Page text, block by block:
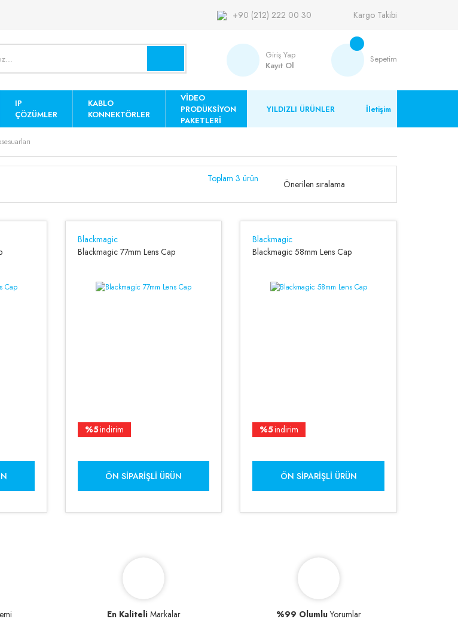
+90 (212) 222 00 30 Kargo Takibi
Giriş Yap
Kayıt Ol
Sepetim
IP
ÇÖZÜMLER
KABLO
KONNEKTÖRLER
VİDEO
PRODÜKSİYON
PAKETLERİ
YILDIZLI ÜRÜNLER İletişim
Toplam 3 ürün
Blackmagic
Blackmagic 77mm Lens Cap
%5indirim
ÖN SIPARIŞLI ÜRÜN
Blackmagic
Blackmagic 58mm Lens Cap
%5indirim
ÖN SIPARIŞLI ÜRÜN
En KaliteliMarkalar %99 OlumluYorumlar